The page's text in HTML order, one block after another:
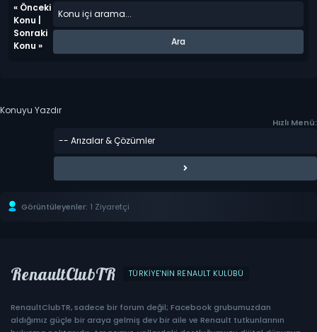
« Önceki
Konu
Sonraki
Konu »
Konuyu Yazdır
Hızlı Menü:
Görüntüleyenler: 1 Ziyaretçi
RenaultClubTR TÜRKIYE'NIN RENAULT KULÜBÜ
RenaultClubTR, sadece bir forum değil; Facebook grubumuzdan
aldığımız güçle bir araya gelmiş dev bir aile ve Renault tutkunlarının